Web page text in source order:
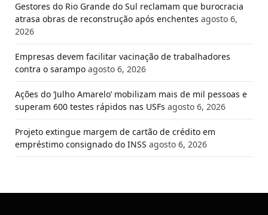
Gestores do Rio Grande do Sul reclamam que burocracia
atrasa obras de reconstrução após enchentes agosto 6,
2026
Empresas devem facilitar vacinação de trabalhadores
contra o sarampo agosto 6, 2026
Ações do ‘Julho Amarelo’ mobilizam mais de mil pessoas e
superam 600 testes rápidos nas USFs agosto 6, 2026
Projeto extingue margem de cartão de crédito em
empréstimo consignado do INSS agosto 6, 2026